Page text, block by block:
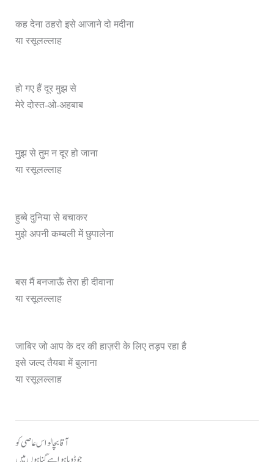
कह देना ठहरो इसे आजाने दो मदीना
या रसूलल्लाह
हो गए हैं दूर मुझ से
मेरे दोस्त-ओ-अहबाब
मुझ से तुम न दूर हो जाना
या रसूलल्लाह
हुब्बे दुनिया से बचाकर
मुझे अपनी कम्बली में छुपालेना
बस मैं बनजाऊँ तेरा ही दीवाना
या रसूलल्लाह
जाबिर जो आप के दर की हाज़री के लिए तड़प रहा है
इसे जल्द तैयबा में बुलाना
या रसूलल्लाह
آقا بچالو اس عاصی کو